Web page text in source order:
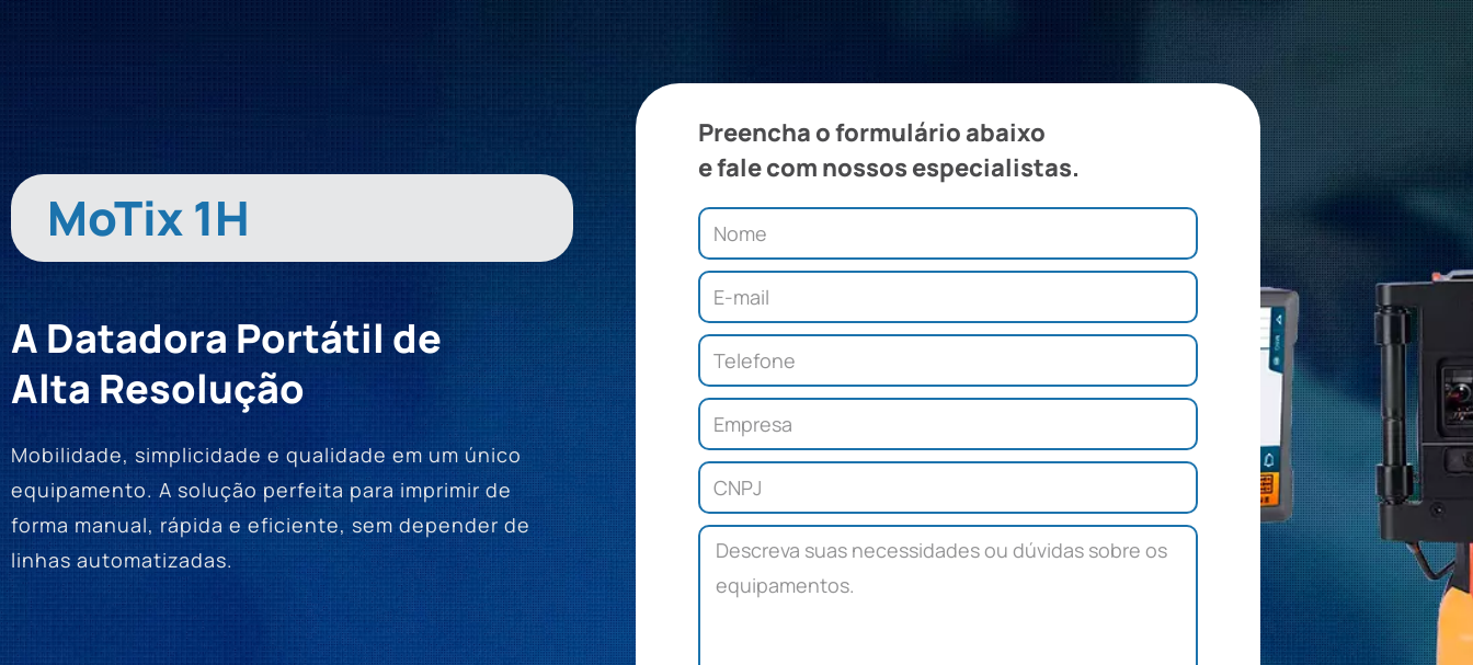
MoTix 1H
A Datadora Portátil de
Alta Resolução
Mobilidade, simplicidade e qualidade em um único
equipamento. A solução perfeita para imprimir de
forma manual, rápida e eficiente, sem depender de
linhas automatizadas.
Preencha o formulário abaixo
e fale com nossos especialistas.